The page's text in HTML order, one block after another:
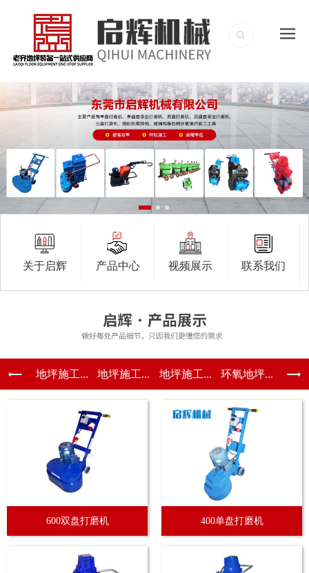
关于启辉 产品中心 视频展示 联系我们
地坪施工... 地坪施工... 地坪施工... 环氧地坪...
600双盘打磨机 400单盘打磨机